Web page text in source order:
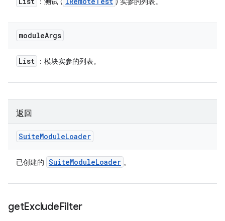
moduleArgs
List ：模块实参的列表。
返回
SuiteModuleLoader
已创建的 SuiteModuleLoader 。
getExcludeFilter